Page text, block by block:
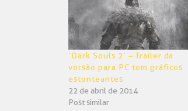
‘Dark Souls 2’ – Trailer da
versão para PC tem gráficos
estonteantes
22 de abril de 2014
Post similar